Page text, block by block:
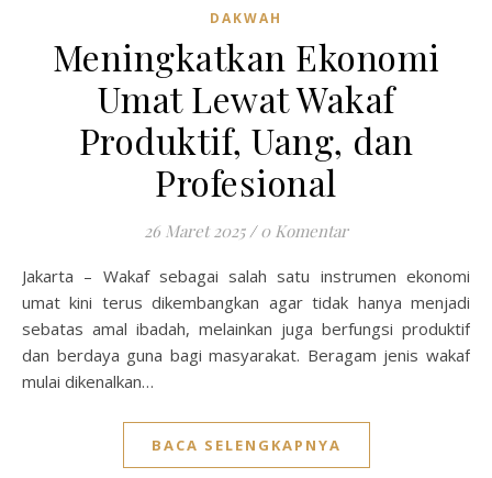
DAKWAH
Meningkatkan Ekonomi
Umat Lewat Wakaf
Produktif, Uang, dan
Profesional
26 Maret 2025 / 0 Komentar
Jakarta – Wakaf sebagai salah satu instrumen ekonomi
umat kini terus dikembangkan agar tidak hanya menjadi
sebatas amal ibadah, melainkan juga berfungsi produktif
dan berdaya guna bagi masyarakat. Beragam jenis wakaf
mulai dikenalkan…
BACA SELENGKAPNYA